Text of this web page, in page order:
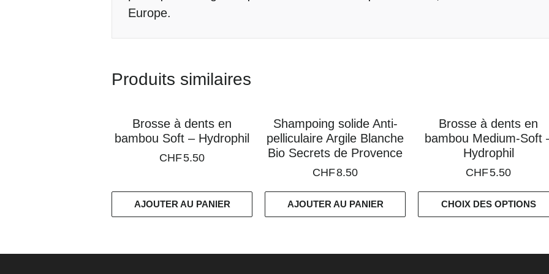
Europe.
Produits similaires
Brosse à dents en
bambou Soft – Hydrophil
CHF5.50
AJOUTER AU PANIER
Shampoing solide Anti-
pelliculaire Argile Blanche
Bio Secrets de Provence
CHF8.50
AJOUTER AU PANIER
Brosse à dents en
bambou Medium-Soft
Hydrophil
CHF5.50
CHOIX DES OPTIONS